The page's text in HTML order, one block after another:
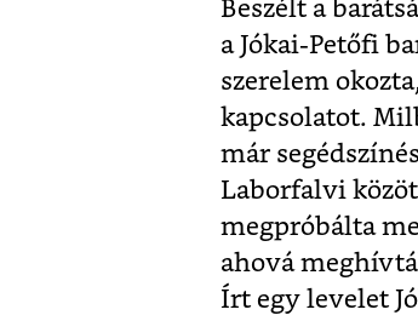
Beszélt a
a Jókai-Petőfi
szerelem
kapcsolatot.
már
Laborfalvi
megpróbálta
ahová
Írt egy levelet